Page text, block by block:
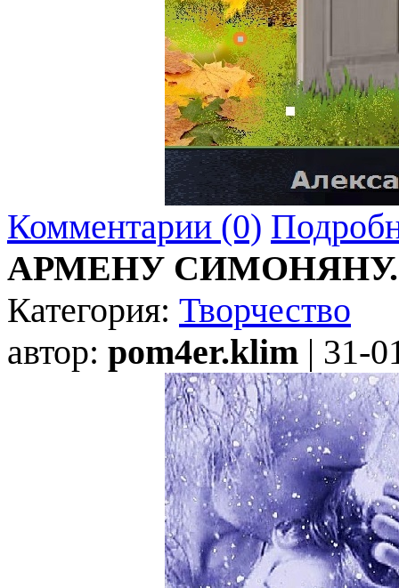
Комментарии (0)
АРМЕНУ СИМОНЯНУ.
Категория: Творчество
автор: pom4er.klim | 31-